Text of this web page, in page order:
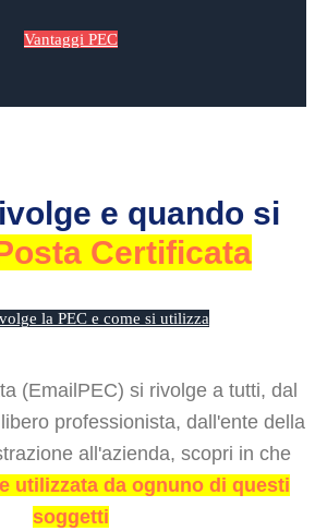
Vantaggi PEC
e quando si
Certificata
la PEC e come si utilizza
(EmailPEC) si rivolge a tutti, dal
professionista, dall'ente della
all'azienda, scopri in che
utilizzata da ognuno di questi
soggetti